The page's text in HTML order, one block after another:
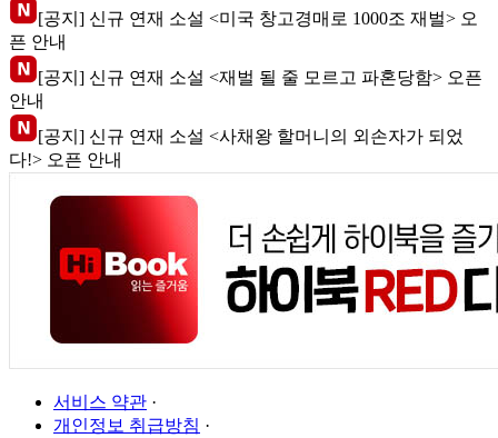
[공지] 신규 연재 소설 <미국 창고경매로 1000조 재벌> 오
픈 안내
[공지] 신규 연재 소설 <재벌 될 줄 모르고 파혼당함> 오픈
안내
[공지] 신규 연재 소설 <사채왕 할머니의 외손자가 되었
다!> 오픈 안내
서비스 약관 ·
개인정보 취급방침 ·